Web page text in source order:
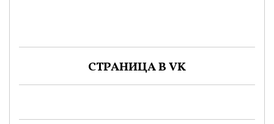
СТРАНИЦА В VK